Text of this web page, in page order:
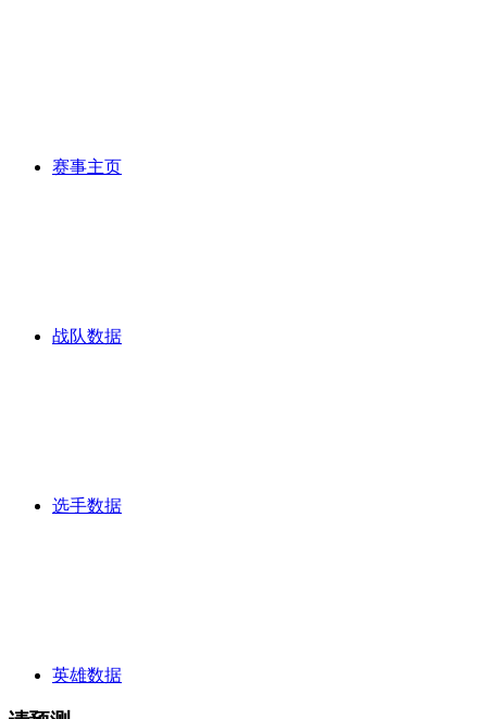
赛事主页
战队数据
选手数据
英雄数据